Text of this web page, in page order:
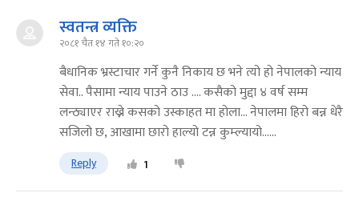
स्वतन्त्र व्यक्ति
२०८१ चैत १४ गते १०:२०
बैधानिक भ्रस्टाचार गर्ने कुनै निकाय छ भने त्यो हो नेपालको न्याय
सेवा.. पैसामा न्याय पाउने ठाउ .... कसैको मुद्दा ४ वर्ष सम्म
लन्ठ्याएर राख्ने कसको उस्काहत मा होला... नेपालमा हिरो बन्न धेरै
सजिलो छ, आखामा छारो हाल्यो टन्न कुम्ल्यायो......
Reply 1